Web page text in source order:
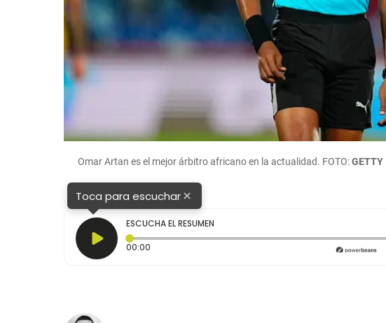
Omar Artan es el mejor árbitro africano en la actualidad. FOTO:GETTY
Toca para escuchar×
ESCUCHA EL RESUMEN
00:00